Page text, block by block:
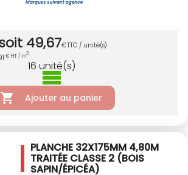
49,67€TTC / unité(s)
€ HT / m3
16 unité(s)
Ajouter au panier
PLANCHE 32X175MM 4,80M
TRAITÉE CLASSE 2 (BOIS
SAPIN/ÉPICÉA)